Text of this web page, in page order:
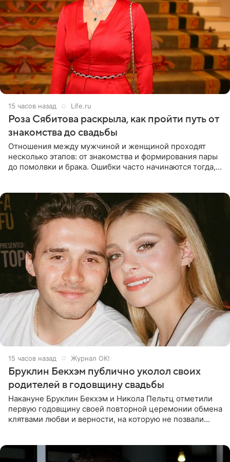
15 часов назад Life.ru
Роза Сябитова раскрыла, как пройти путь от
знакомства до свадьбы
Отношения между мужчиной и женщиной проходят
несколько этапов: от знакомства и формирования пары
до помолвки и брака. Ошибки часто начинаются тогда,
15 часов назад Журнал OK!
Бруклин Бекхэм публично уколол своих
родителей в годовщину свадьбы
Накануне Бруклин Бекхэм и Никола Пельтц отметили
первую годовщину своей повторной церемонии обмена
клятвами любви и верности, на которую не позвали